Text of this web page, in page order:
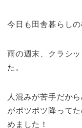
今日も田舎暮らし
雨の週末、クラシ
た。
人混みが苦手だか
がポツポツ降って
めました！